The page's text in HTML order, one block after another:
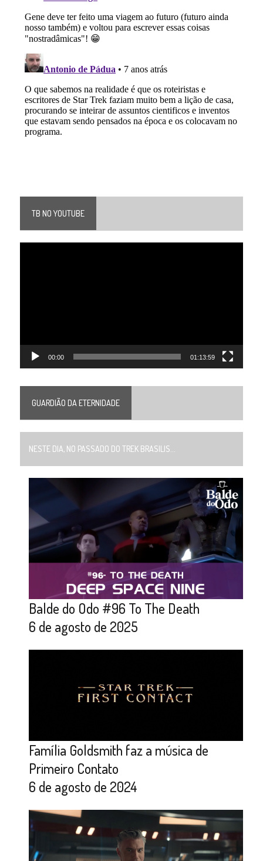
TB NO YOUTUBE
00:00 01:13:59
GUARDIÃO DA ETERNIDADE
NESTE DIA, NO PASSADO DO TREK BRASILIS...
Balde do Odo #96 To The Death
6 de agosto de 2025
Família Goldsmith faz a música de
Primeiro Contato
6 de agosto de 2024